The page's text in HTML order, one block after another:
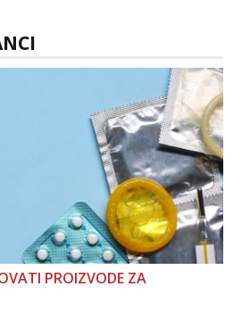
PROIZVODE ZA